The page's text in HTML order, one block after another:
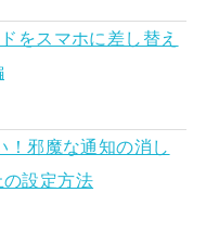
をスマホに差し替え
！邪魔な通知の消し
設定方法